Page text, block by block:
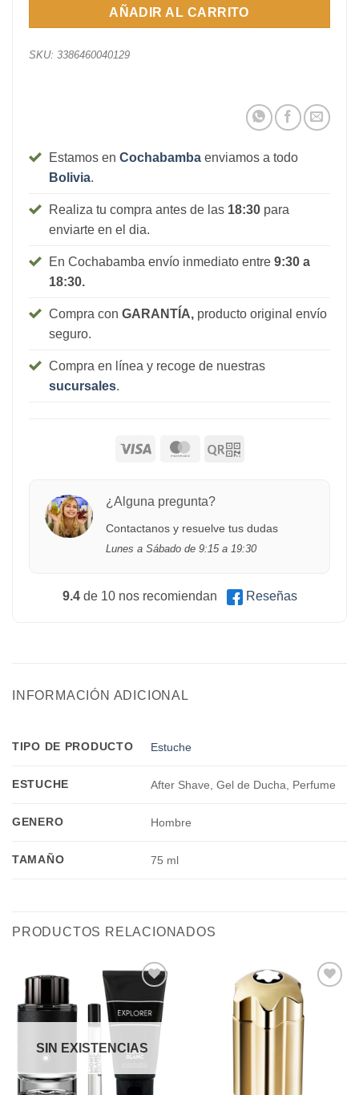
AÑADIR AL CARRITO
SKU: 3386460040129
Estamos en Cochabamba enviamos a todo
Bolivia.
Realiza tu compra antes de las 18:30para
enviarte en el dia.
En Cochabamba envío inmediato entre 9:30 a
18:30.
Compra con GARANTÍA,producto original envío
seguro.
Compra en línea y recoge de nuestras
sucursales.
¿Alguna pregunta?
Contactanos y resuelve tus dudas
Lunes a Sábado de 9:15 a 19:30
9.4de 10 nos recomiendan Reseñas
INFORMACIÓN ADICIONAL
TIPO DE PRODUCTO Estuche
ESTUCHE After Shave, Gel de Ducha, Perfume
GENERO Hombre
TAMAÑO 75 ml
PRODUCTOS RELACIONADOS
Añadir
a la
lista de
SIN EXISTENCIAS